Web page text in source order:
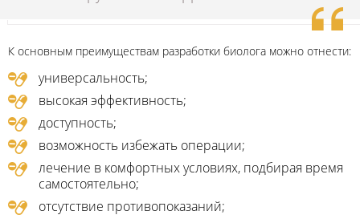
К основным преимуществам разработки биолога можно отнести:
универсальность;
высокая эффективность;
доступность;
возможность избежать операции;
лечение в комфортных условиях, подбирая время
самостоятельно;
отсутствие противопоказаний;